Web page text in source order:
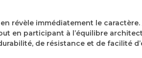
révèle immédiatement le
en participant à l’équilibre
de résistance et de facilité